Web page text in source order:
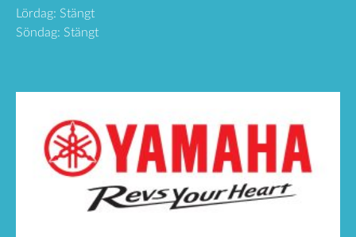
Lördag: Stängt
Söndag: Stängt